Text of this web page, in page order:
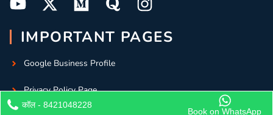
IMPORTANT PAGES
Google Business Profile
Privacy Policy Page
कॉल - 8421048228
Book on WhatsApp